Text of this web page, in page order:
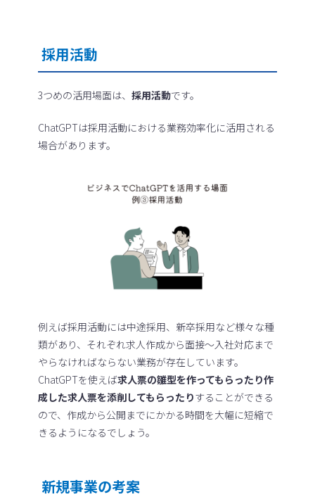
採用活動
3つめの活用場面は、採用活動です。
ChatGPTは採用活動における業務効率化に活用される
場合があります。
例えば採用活動には中途採用、新卒採用など様々な種
類があり、それぞれ求人作成から面接～入社対応まで
やらなければならない業務が存在しています。
ChatGPTを使えば求人票の雛型を作ってもらったり作
成した求人票を添削してもらったりすることができる
ので、作成から公開までにかかる時間を大幅に短縮で
きるようになるでしょう。
新規事業の考案